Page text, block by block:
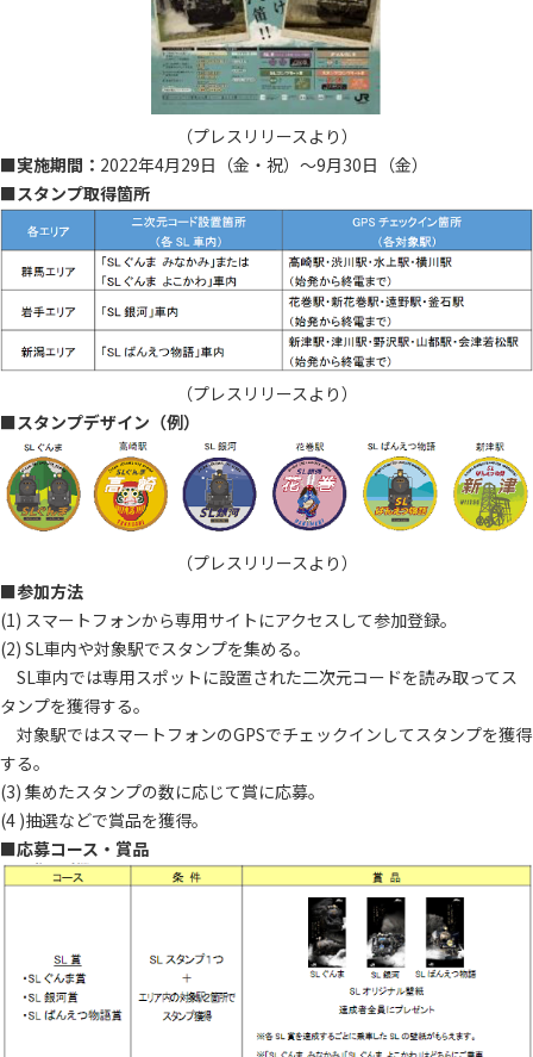
（プレスリリースより）
■実施期間： 2022年4月29日（金 ・祝）～9月30日（金）
■スタンプ取得箇所
（プレスリリースより）
■スタンプデザイン（例）
（プレスリリースより）
■参加方法
(1) スマートフォンから専用サイト にアクセスして参加登録。
(2) SL車内や対象駅でスタンプを集める。
SL車内では専用スポットに設置された二次元コードを読み取ってス
タンプを獲得する。
対象駅ではスマートフォンのGPSでチェックインしてスタンプを獲得
する。
(3) 集めたスタンプの数に応じて賞に応募。
(4 )抽選などで賞品を獲得。
■応募コース・賞品